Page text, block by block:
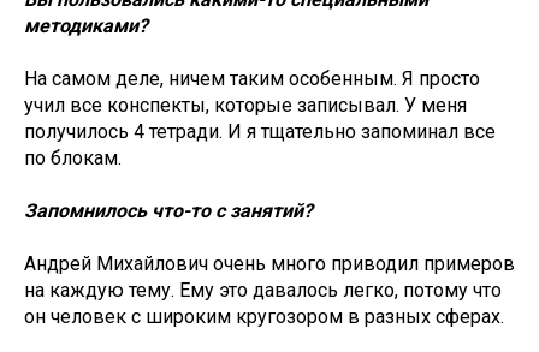
методиками?
На самом деле, ничем таким особенным. Я просто
учил все конспекты, которые записывал. У меня
получилось 4 тетради. И я тщательно запоминал все
по блокам.
Запомнилось что-то с занятий?
Андрей Михайлович очень много приводил примеров
на каждую тему. Ему это давалось легко, потому что
он человек с широким кругозором в разных сферах.